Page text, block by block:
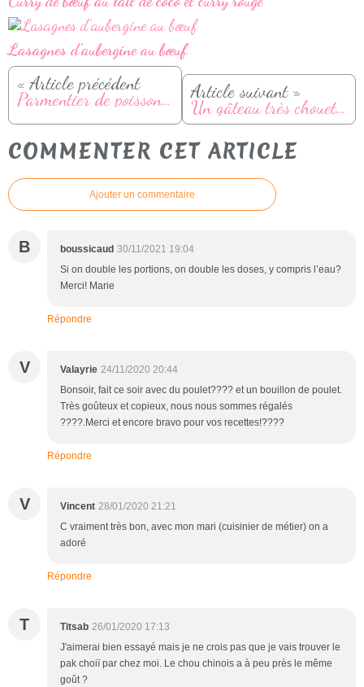
Lasagnes d’aubergine au bœuf
« Article précédent
Parmentier de poisson et poireaux Article suivant »
Un gâteau très chouette en chocolat
COMMENTER CET ARTICLE
Ajouter un commentaire
B boussicaud 30/11/2021 19:04
Si on double les portions, on double les doses, y compris l’eau?
Merci! Marie
Répondre
V Valayrie 24/11/2020 20:44
Bonsoir, fait ce soir avec du poulet???? et un bouillon de poulet.
Très goûteux et copieux, nous nous sommes régalés
????.Merci et encore bravo pour vos recettes!????
Répondre
V Vincent 28/01/2020 21:21
C vraiment très bon, avec mon mari (cuisinier de métier) on a
adoré
Répondre
T Titsab 26/01/2020 17:13
J'aimerai bien essayé mais je ne crois pas que je vais trouver le
pak choiï par chez moi. Le chou chinois a à peu près le même
goût ?